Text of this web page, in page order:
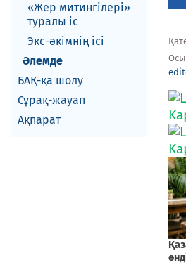
«Жер митингілері»
туралы іс
Экс-әкiмнiң iсi
Әлемде
БАҚ-қа шолу
Сұрақ-жауап
Ақпарат
Осы